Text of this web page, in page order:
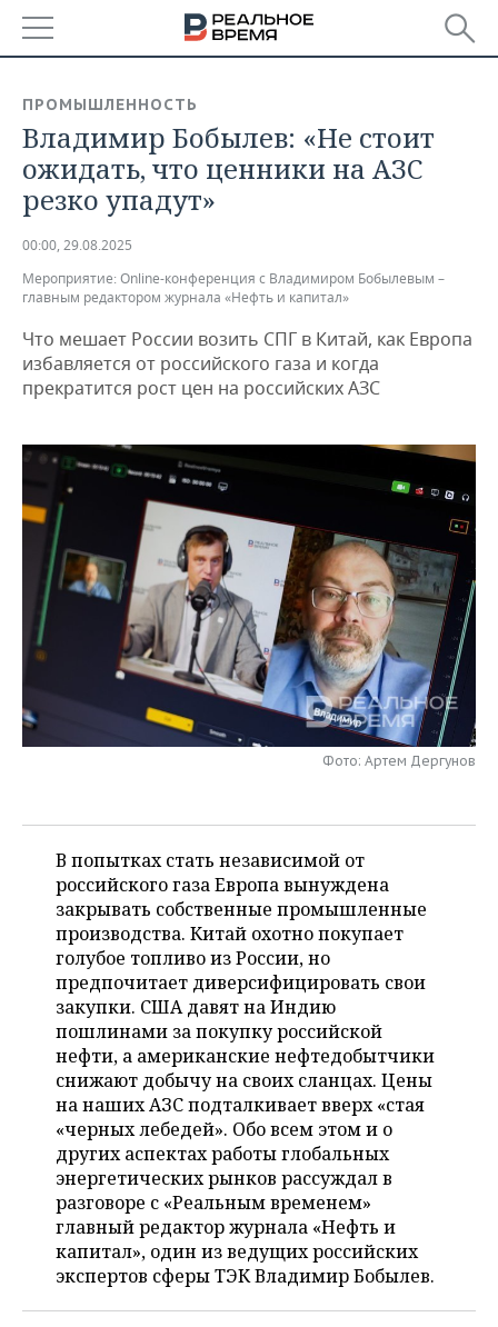
БАШКОРТОСТАН
ТАТАРСТАН
НОВОСТИ
АНАЛИТИКА
ДЕКЛАРАЦИИ О ДОХОДАХ
КОРОЛИ ГОСЗАКАЗА ПФО
ВУЗЫ ТАТАРСТАНА
ТОРГОВЫЕ ЦЕНТРЫ
ТАТАРСТАНА
НОВОСТИ ЭКОНОМИКИ
ФИНАНСЫ
БАНКИ
ИНВЕСТИЦИИ
ПРОМЫШЛЕННОСТЬ
НОВОСТИ
ПРОМЫШЛЕННОСТИ
АГРОПРОМ
МАШИНОСТРОЕНИЕ
НЕФТЕХИМИЯ
НЕФТЬ
ОПК
ЭНЕРГЕТИКА
НЕДВИЖИМОСТЬ
НОВОСТИ НЕДВИЖИМОСТИ
АВТО
НОВОСТИ БИЗНЕСА
РОЗНИЧНАЯ ТОРГОВЛЯ
ТРАНСПОРТ
УСЛУГИ
ТЕХНОЛОГИИ
НОВОСТИ ТЕХНОЛОГИЙ
IT
МЕДИА
ТЕЛЕКОММУНИКАЦИИ
МЕРОПРИЯТИЯ
НОВОСТИ МЕРОПРИЯТИЙ
ВЫЕЗДНАЯ РЕДАКЦИЯ
ONLINE-КОНФЕРЕНЦИИ
СПОРТ
НОВОСТИ СПОРТА
ХОККЕЙ
КИБЕРСПОРТ
ФИГУРНОЕ КАТАНИЕ
ВОДНЫЕ ВИДЫ СПОРТА
ХОККЕЙ С МЯЧОМ
ОБЩЕСТВО
НОВОСТИ ОБЩЕСТВА
ВЛАСТЬ
КУЛЬТУРА
МЕДИЦИНА
ОБРАЗОВАНИЕ
ПРОИСШЕСТВИЯ
СЮЖЕТЫ
СПИСОК КОМПАНИЙ
ПРОМЫШЛЕННОСТЬ
Владимир Бобылев: «Не стоит
ожидать, что ценники на АЗС
резко упадут»
00:00, 29.08.2025
Мероприятие: Online-конференция с Владимиром Бобылевым –
главным редактором журнала «Нефть и капитал»
Что мешает России возить СПГ в Китай, как Европа
избавляется от российского газа и когда
прекратится рост цен на российских АЗС
Фото: Артем Дергунов
В попытках стать независимой от
российского газа Европа вынуждена
закрывать собственные промышленные
производства. Китай охотно покупает
голубое топливо из России, но
предпочитает диверсифицировать свои
закупки. США давят на Индию
пошлинами за покупку российской
нефти, а американские нефтедобытчики
снижают добычу на своих сланцах. Цены
на наших АЗС подталкивает вверх «стая
«черных лебедей». Обо всем этом и о
других аспектах работы глобальных
энергетических рынков рассуждал в
разговоре с «Реальным временем»
главный редактор журнала «Нефть и
капитал», один из ведущих российских
экспертов сферы ТЭК Владимир Бобылев.